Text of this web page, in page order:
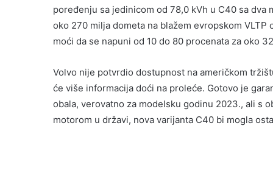
poređenju sa jedinicom od 78,0 kVh u C40 sa dva
oko 270 milja dometa na blažem evropskom
moći da se napuni od 10 do 80 procenata za oko
Volvo nije potvrdio dostupnost na američkom
će više informacija doći na proleće. Gotovo je
obala, verovatno za modelsku godinu 2023., ali s
motorom u državi, nova varijanta C40 bi mogla